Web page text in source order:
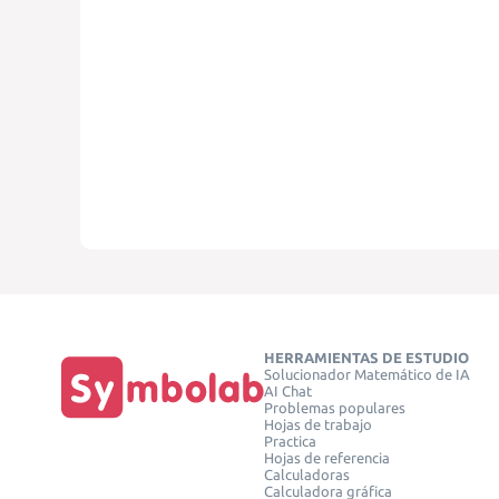
HERRAMIENTAS DE ESTUDIO
Solucionador Matemático de IA
AI Chat
Problemas populares
Hojas de trabajo
Practica
Hojas de referencia
Calculadoras
Calculadora gráfica